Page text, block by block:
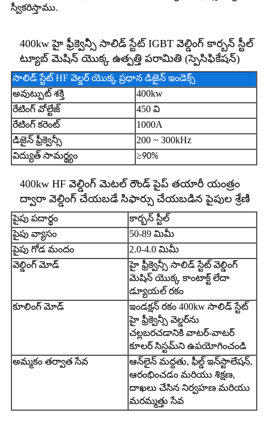
స్వీకరిస్తాము.
400kw హై ఫ్రీక్వెన్సీ సాలిడ్ స్టేట్ IGBT వెల్డింగ్ కార్బన్ స్టీల్
ట్యూబ్ మెషిన్ యొక్క ఉత్పత్తి పరామితి (స్పెసిఫికేషన్)
సాలిడ్ స్టేట్ HF వెల్డర్ యొక్క ప్రధాన డిజైన్ ఇండెక్స్
అవుట్పుట్ శక్తి
400kw
రేటింగ్ వోల్టేజ్
450 వి
రేటింగ్ కరెంట్
1000A
డిజైన్ ఫ్రీక్వెన్సీ
200 ~ 300kHz
విద్యుత్ సామర్థ్యం
≥90%
400kw HF వెల్డింగ్ మెటల్ రౌండ్ పైప్ తయారీ యంత్రం
ద్వారా వెల్డింగ్ చేయబడే సిఫార్సు చేయబడిన పైపుల శ్రేణి
పైపు పదార్థం
కార్బన్ స్టీల్
పైపు వ్యాసం
50-89 మిమీ
పైపు గోడ మందం
2.0-4.0 మిమీ
వెల్డింగ్ మోడ్
హై ఫ్రీక్వెన్సీ సాలిడ్ స్టేట్ వెల్డింగ్
మెషిన్ యొక్క కాంటాక్ట్ లేదా
డ్యూయల్ రకం
కూలింగ్ మోడ్
ఇండక్షన్ రకం 400kw సాలిడ్ స్టేట్
హై ఫ్రీక్వెన్సీ వెల్డర్‌ను
చల్లబరచడానికి వాటర్-వాటర్
కూలర్ సిస్టమ్‌ని ఉపయోగించండి
అమ్మకం తర్వాత సేవ
ఆన్‌లైన్ మద్దతు, ఫీల్డ్ ఇన్‌స్టాలేషన్,
ఆరంభించడం మరియు శిక్షణ,
దాఖలు చేసిన నిర్వహణ మరియు
మరమ్మత్తు సేవ